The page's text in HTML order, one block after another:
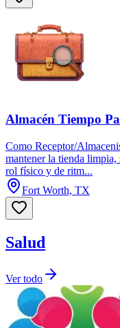
Almacén Tiempo
Como Receptor/
mantener la tienda limpia,
rol físico y de ritm...
Fort Worth, TX
Salud
Ver todo